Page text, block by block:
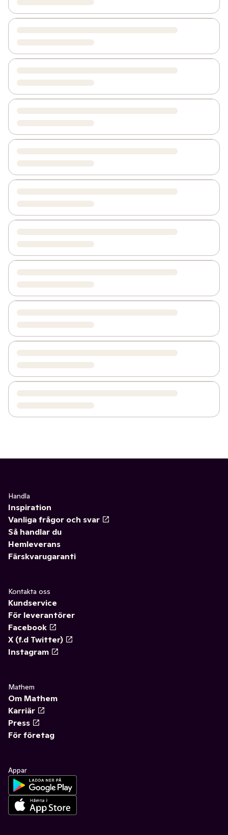
Handla
Inspiration
Vanliga frågor och svar
Så handlar du
Hemleverans
Färskvarugaranti
Kontakta oss
Kundservice
För leverantörer
Facebook
X (f.d Twitter)
Instagram
Mathem
Om Mathem
Karriär
Press
För företag
Appar